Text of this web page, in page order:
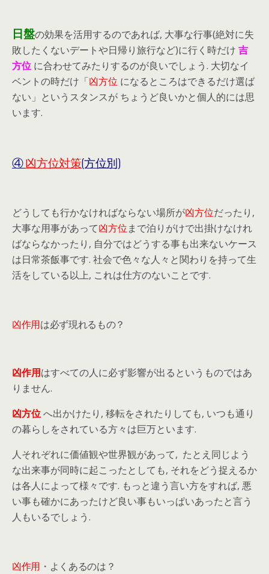
日盤の効果を活用するのであれば, 大事な行事(絶対に失
敗したくないデートや日帰り旅行など)に行く時だけ 吉
方位 に合わせてみたりするのが良いでしょう. 大切なイ
ベントの時だけ「凶方位 になるところはできるだけ選ば
ない」というスタンスが ちょうど良いかと個人的には思
います.
④凶方位対策(方位別)
どうしても行かなければならない場所が凶方位だったり,
大事な用事があって凶方位まで泊りがけで出掛けなけれ
ばならなかったり, 自分ではどうする事も出来ないケース
は日常茶飯事です. 社会で色々な人々と関わりを持って生
活をしている以上, これは仕方のないことです.
凶作用は必ず現れるもの？
凶作用はすべての人に必ず影響が出るというものではあ
りません.
凶方位へ出かけたり, 移転をされたりしても, いつも通り
の暮らしをされている方々は巨万といます.
人それぞれに価値観や世界観があって, たとえ同じよう
な出来事が同時に起こったとしても, それをどう捉えるか
は各人によって様々です. もっと違う言い方をすれば, 悪
い事も確かにあったけど良い事もいっぱいあったと言う
人もいるでしょう.
凶作用 ・よくあるのは？